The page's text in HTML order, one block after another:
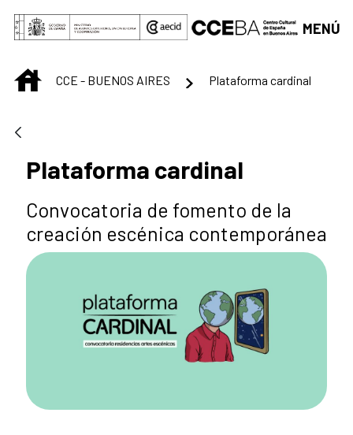
Saltar al contenido principal
MENÚ
INICIOCCE - BUENOS AIRES Plataforma cardinal
Plataforma cardinal
Convocatoria de fomento de la
creación escénica contemporánea